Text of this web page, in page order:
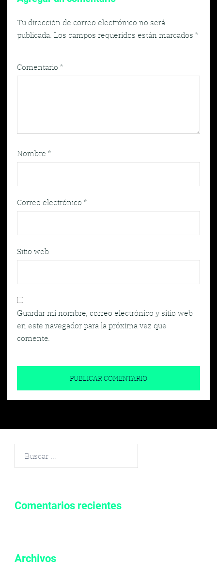
Tu dirección de correo electrónico no será
publicada. Los campos requeridos están marcados *
Comentario *
Nombre *
Correo electrónico *
Sitio web
Guardar mi nombre, correo electrónico y sitio web
en este navegador para la próxima vez que
comente.
Comentarios recientes
Archivos